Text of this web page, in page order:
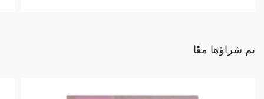
تم شراؤها معًا